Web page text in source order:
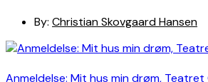
By: Christian Skovgaard Hansen
Anmeldelse: Mit hus min drøm,